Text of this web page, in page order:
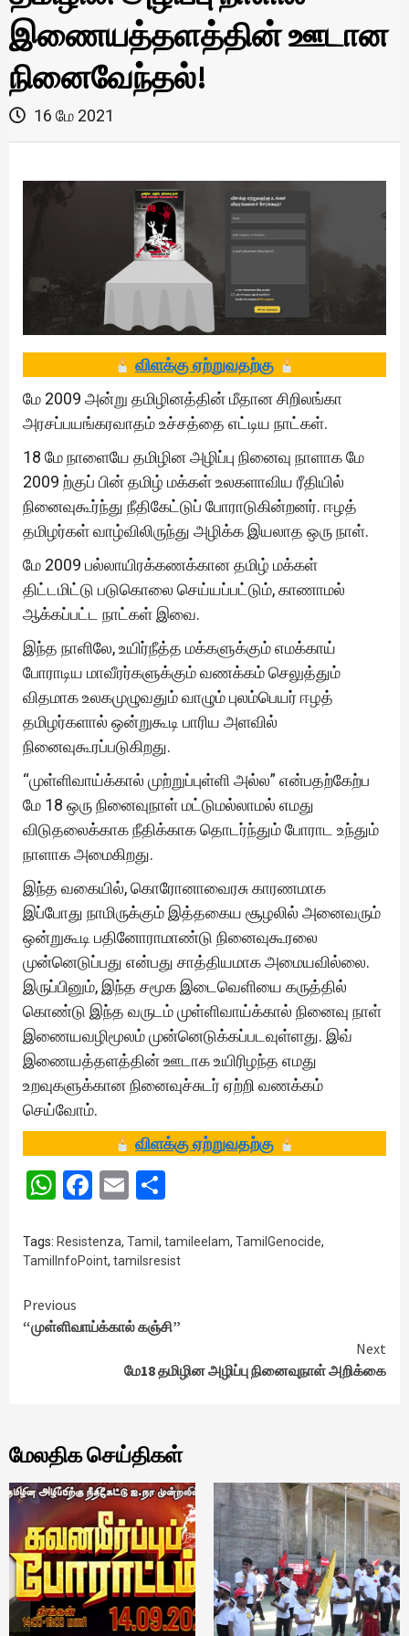
இணையத்தளத்தின் ஊடான
நினைவேந்தல்!
16 மே 2021
விளக்கு ஏற்றுவதற்கு
மே 2009 அன்று தமிழினத்தின் மீதான சிறிலங்கா
அரசப்பயங்கரவாதம் உச்சத்தை எட்டிய நாட்கள்.
18 மே நாளையே தமிழின அழிப்பு நினைவு நாளாக மே
2009 ற்குப் பின் தமிழ் மக்கள் உலகளாவிய ரீதியில்
நினைவுகூர்ந்து நீதிகேட்டுப் போராடுகின்றனர். ஈழத்
தமிழர்கள் வாழ்விலிருந்து அழிக்க இயலாத ஒரு நாள்.
மே 2009 பல்லாயிரக்கணக்கான தமிழ் மக்கள்
திட்டமிட்டு படுகொலை செய்யப்பட்டும், காணாமல்
ஆக்கப்பட்ட நாட்கள் இவை.
இந்த நாளிலே, உயிர்நீத்த மக்களுக்கும் எமக்காய்
போராடிய மாவீரர்களுக்கும் வணக்கம் செலுத்தும்
விதமாக உலகமுழுவதும் வாழும் புலம்பெயர் ஈழத்
தமிழர்களால் ஒன்றுகூடி பாரிய அளவில்
நினைவுகூரப்படுகிறது.
“முள்ளிவாய்க்கால் முற்றுப்புள்ளி அல்ல” என்பதற்கேற்ப
மே 18 ஒரு நினைவுநாள் மட்டுமல்லாமல் எமது
விடுதலைக்காக நீதிக்காக தொடர்ந்தும் போராட உந்தும்
நாளாக அமைகிறது.
இந்த வகையில், கொரோனாவைரசு காரணமாக
இப்போது நாமிருக்கும் இத்தகைய சூழலில் அனைவரும்
ஒன்றுகூடி பதினோராமாண்டு நினைவுகூரலை
முன்னெடுப்பது என்பது சாத்தியமாக அமையவில்லை.
இருப்பினும், இந்த சமூக இடைவெளியை கருத்தில்
கொண்டு இந்த வருடம் முள்ளிவாய்க்கால் நினைவு நாள்
இணையவழிமூலம் முன்னெடுக்கப்படவுள்ளது. இவ்
இணையத்தளத்தின் ஊடாக உயிரிழந்த எமது
உறவுகளுக்கான நினைவுச்சுடர் ஏற்றி வணக்கம்
செய்வோம்.
விளக்கு ஏற்றுவதற்கு
WhatsApp
Facebook
Email
Tags: Resistenza, Tamil , tamileelam, TamilGenocide,
TamilInfoPoint, tamilsresist
Continue
Reading
Previous
“முள்ளிவாய்க்கால் கஞ்சி”
Next
மே18 தமிழின அழிப்பு நினைவுநாள் அறிக்கை
மேலதிக செய்திகள்